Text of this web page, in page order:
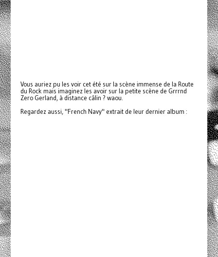
Vous auriez pu les voir cet été sur la scène immense de la Route
du Rock mais imaginez les avoir sur la petite scène de Grrrnd
Zero Gerland, à distance câlin ? waou.
Regardez aussi, "French Navy" extrait de leur dernier album :